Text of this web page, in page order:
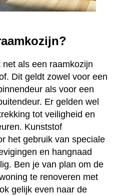
als een raamkozijn
Dit geldt zowel voor een
als voor een
Er gelden wel
tot veiligheid en
Kunststof
het gebruik van speciale
en hangnaad
Ben je van plan om de
te renoveren met
gelijk even naar de